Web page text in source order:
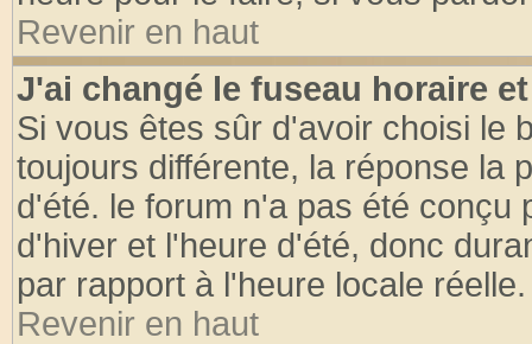
Revenir en haut
J'ai changé le fuseau horaire
Si vous êtes sûr d'avoir choisi le
toujours différente, la réponse la
d'été. le forum n'a pas été conçu
d'hiver et l'heure d'été, donc
par rapport à l'heure locale réelle.
Revenir en haut